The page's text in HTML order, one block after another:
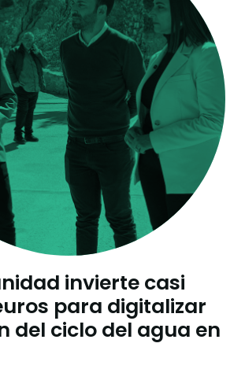
invierte casi
para digitalizar
del ciclo del agua en